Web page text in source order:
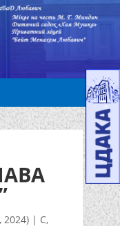
2024) | С,